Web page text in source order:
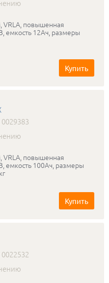
VRLA, повышенная
емкость 12Ач, размеры
Купить
VRLA, повышенная
емкость 100Ач, размеры
Купить